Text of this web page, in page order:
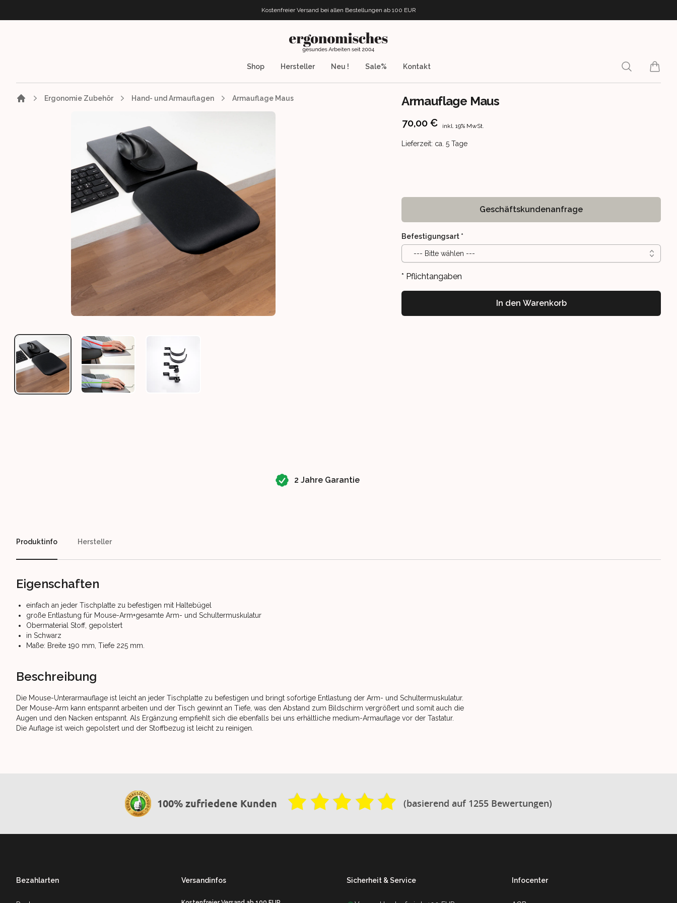
Kostenfreier Versand bei allen Bestellungen ab 100 EUR
ergonomisches.de
Shop Hersteller Neu ! Sale% Kontakt Search
items
Armauflage Maus
Product information
70,00 € inkl. 19% MwSt.
Product delivery information
Lieferzeit: ca. 5 Tage
Ergonomie Zubehör Hand- und Armauflagen Armauflage Maus
ARMAUFLAGE MAUSARMAUFLAGE MAUSARMAUFLAGE MAUS
Geschäftskundenanfrage
Befestigungsart *
--- Bitte wählen ---
* Pflichtangaben
In den Warenkorb
2 Jahre Garantie
Produktinfo Hersteller
Eigenschaften
einfach an jeder Tischplatte zu befestigen mit Haltebügel
große Entlastung für Mouse-Arm+gesamte Arm- und Schultermuskulatur
Obermaterial Stoff, gepolstert
in Schwarz
Maße: Breite 190 mm, Tiefe 225 mm.
Beschreibung
Die Mouse-Unterarmauflage ist leicht an jeder Tischplatte zu befestigen und bringt sofortige Entlastung der Arm- und Schultermuskulatur.
Der Mouse-Arm kann entspannt arbeiten und der Tisch gewinnt an Tiefe, was den Abstand zum Bildschirm vergrößert und somit auch die
Augen und den Nacken entspannt. Als Ergänzung empfiehlt sich die ebenfalls bei uns erhältliche medium-Armauflage vor der Tastatur.
Die Auflage ist weich gepolstert und der Stoffbezug ist leicht zu reinigen.
100% zufriedene Kunden (basierend auf 1255 Bewertungen)
Bezahlarten Versandinfos Sicherheit & Service Infocenter